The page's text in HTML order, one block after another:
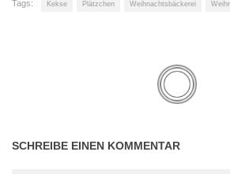
Tags: Kekse Plätzchen Weihnachtsbäckerei
SCHREIBE EINEN KOMMENTAR